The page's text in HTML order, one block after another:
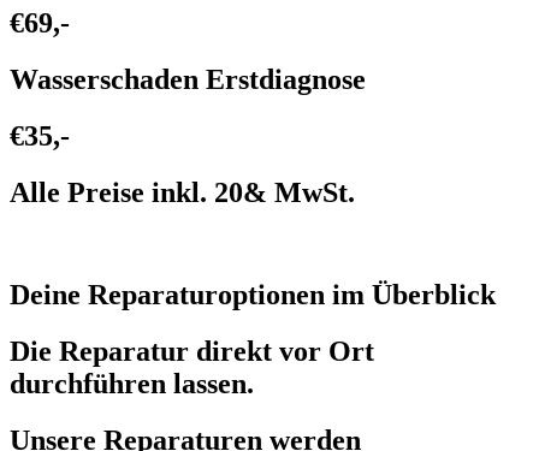
€69,-
Wasserschaden Erstdiagnose
€35,-
Alle Preise inkl. 20& MwSt.
Deine Reparaturoptionen im Überblick
Die Reparatur direkt vor Ort
durchführen lassen.
Unsere Reparaturen werden